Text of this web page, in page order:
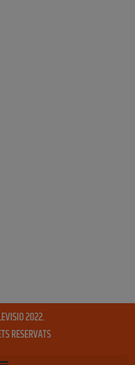
2022.
RESERVATS